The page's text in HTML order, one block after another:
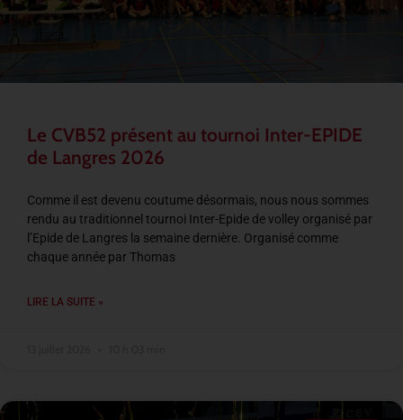
Le CVB52 présent au tournoi Inter-EPIDE
de Langres 2026
Comme il est devenu coutume désormais, nous nous sommes
rendu au traditionnel tournoi Inter-Epide de volley organisé par
l’Epide de Langres la semaine dernière. Organisé comme
chaque année par Thomas
LIRE LA SUITE »